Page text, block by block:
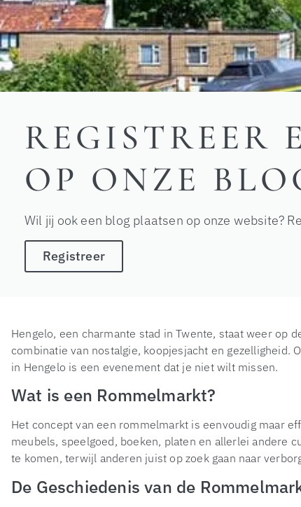
REGISTREER
OP ONZE
Wil jij ook een blog plaatsen op onze website?
Registreer
Hengelo, een charmante stad in Twente, staat weer op
combinatie van nostalgie, koopjesjacht en
in Hengelo is een evenement dat je niet wilt missen.
Wat is een Rommelmarkt?
Het concept van een rommelmarkt is eenvoudig maar
meubels, speelgoed, boeken, platen en allerlei andere
te komen, terwijl anderen juist op zoek gaan naar
De Geschiedenis van de